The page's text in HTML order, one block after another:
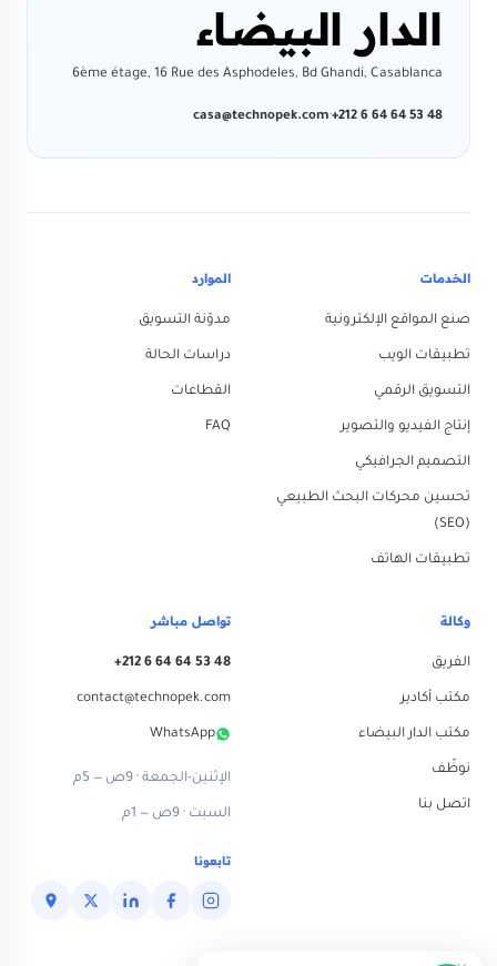
الدار البيضاء
6ème étage, 16 Rue des Asphodeles, Bd Ghandi, Casablanca
+212 6 64 64 53 48
·
casa@technopek.com
الخدمات
صنع المواقع الإلكترونية
تطبيقات الويب
التسويق الرقمي
إنتاج الفيديو والتصوير
التصميم الجرافيكي
تحسين محركات البحث الطبيعي
(SEO)
تطبيقات الهاتف
الموارد
مدوّنة التسويق
دراسات الحالة
القطاعات
FAQ
وكالة
الفريق
مكتب أكادير
مكتب الدار البيضاء
نوظّف
اتصل بنا
تواصل مباشر
+212 6 64 64 53 48
contact@technopek.com
WhatsApp
الإثنين-الجمعة · 9ص — 5م
السبت · 9ص — 1م
تابعونا